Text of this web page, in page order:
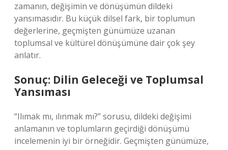
zamanın, değişimin ve dönüşümün dildeki
yansımasıdır. Bu küçük dilsel fark, bir toplumun
değerlerine, geçmişten günümüze uzanan
toplumsal ve kültürel dönüşümüne dair çok şey
anlatır.
Sonuç: Dilin Geleceği ve Toplumsal
Yansıması
“Ilımak mı, ılınmak mı?” sorusu, dildeki değişimi
anlamanın ve toplumların geçirdiği dönüşümü
incelemenin iyi bir örneğidir. Geçmişten günümüze,